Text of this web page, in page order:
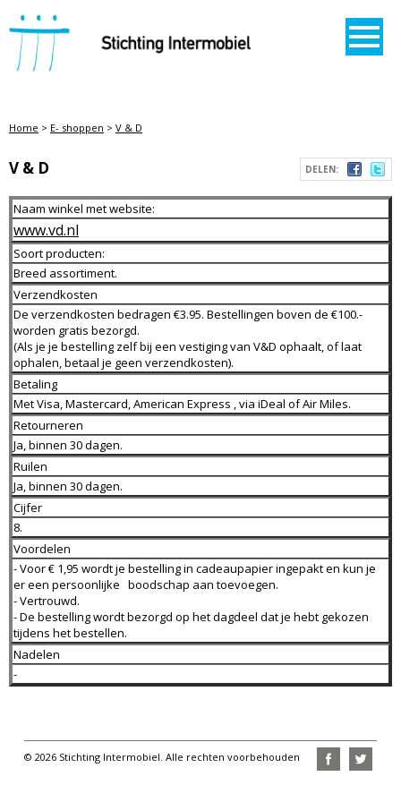
STICHTING INTERMOBIEL
Home > E- shoppen > V & D
DELEN:
V & D
Naam winkel met website:
www.vd.nl
Soort producten:
Breed assortiment.
Verzendkosten
De verzendkosten bedragen €3.95. Bestellingen boven de €100.-
worden gratis bezorgd.
(Als je je bestelling zelf bij een vestiging van V&D ophaalt, of laat
ophalen, betaal je geen verzendkosten).
Betaling
Met Visa, Mastercard, American Express , via iDeal of Air Miles.
Retourneren
Ja, binnen 30 dagen.
Ruilen
Ja, binnen 30 dagen.
Cijfer
8.
Voordelen
- Voor € 1,95 wordt je bestelling in cadeaupapier ingepakt en kun je
er een persoonlijke boodschap aan toevoegen.
- Vertrouwd.
- De bestelling wordt bezorgd op het dagdeel dat je hebt gekozen
tijdens het bestellen.
Nadelen
-
© 2026 Stichting Intermobiel. Alle rechten voorbehouden